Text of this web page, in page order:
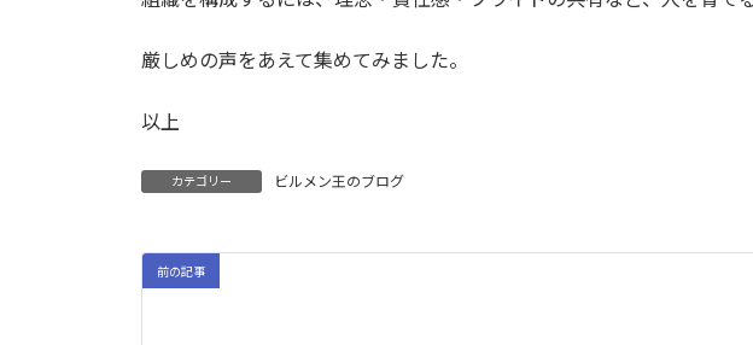
厳しめの声をあえて集めてみました。
以上
カテゴリー ビルメン王のブログ
前の記事